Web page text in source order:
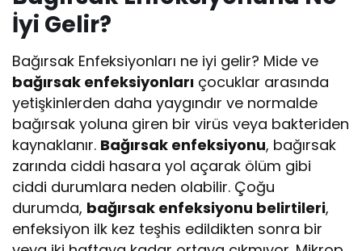
İyi Gelir?
Bağırsak Enfeksiyonları ne iyi gelir? Mide ve
bağırsak enfeksiyonları çocuklar arasında
yetişkinlerden daha yaygındır ve normalde
bağırsak yoluna giren bir virüs veya bakteriden
kaynaklanır. Bağırsak enfeksiyonu, bağırsak
zarında ciddi hasara yol açarak ölüm gibi
ciddi durumlara neden olabilir. Çoğu
durumda, bağırsak enfeksiyonu belirtileri,
enfeksiyon ilk kez teşhis edildikten sonra bir